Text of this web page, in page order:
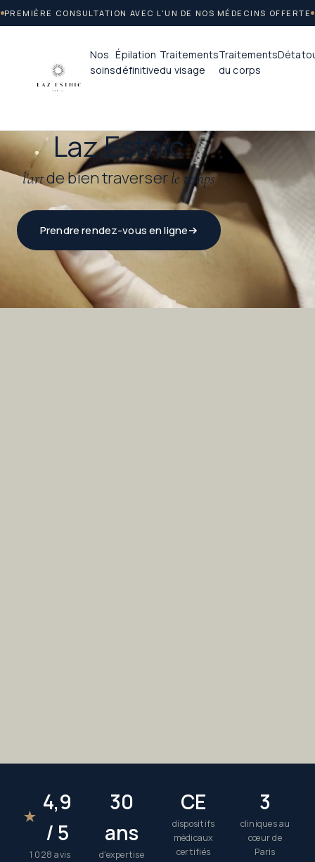
PREMIÈRE CONSULTATION AVEC L'UN DE NOS MÉDECINS OFFERTE
Nos
soins
Épilation
définitive
Traitements
du visage
Traitements
du corps
Laz Esthic
l'artde bien traverserle temps
Prendre rendez-vous en ligne
★
4,9
/ 5
1 028 avis
30
ans
d'expertise
CE
dispositifs
médicaux
certifiés
3
cliniques au
cœur de
Paris